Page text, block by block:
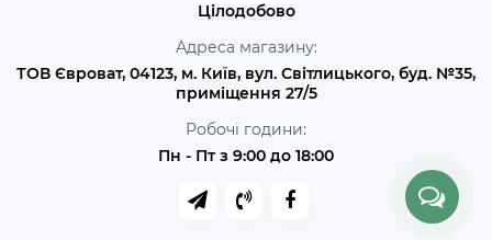
Цілодобово
Адреса магазину:
ТОВ Євроват, 04123, м. Київ, вул. Світлицького, буд. №35,
приміщення 27/5
Робочі години:
Пн - Пт з 9:00 до 18:00